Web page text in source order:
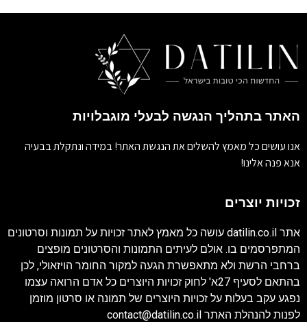
האתר בתהליך הנגשה לבעלי מוגבלויות
אנו עושים כל מאמץ להשלים את הנגשת האתר! במידה ונתקלת בבעיה
אנא פנה אלינו!
זכויות יוצרים
אתר datilin.co.il עושה כל מאמץ לאתר זכויות על תמונות וסרטונים
המתפרסמים בו. אולם לעיתים התמונות והסרטונים מופצים
ברחבי הרשת ולא מתאפשרת הגעה למקור החומר הויזאולי, לכן
בהתאם לסעיף 27א' לחוק זכויות היוצרים כל אדם הרואה עצמו
נפגע עקב בעלות על זכויות היוצרים של תמונה או סרטון מוזמן
לפנות להנהלת האתר contact@datilin.co.il